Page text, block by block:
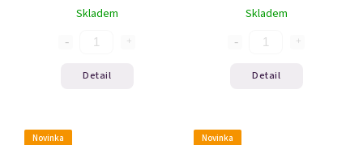
Skladem
Detail
Skladem
Detail
Novinka Novinka